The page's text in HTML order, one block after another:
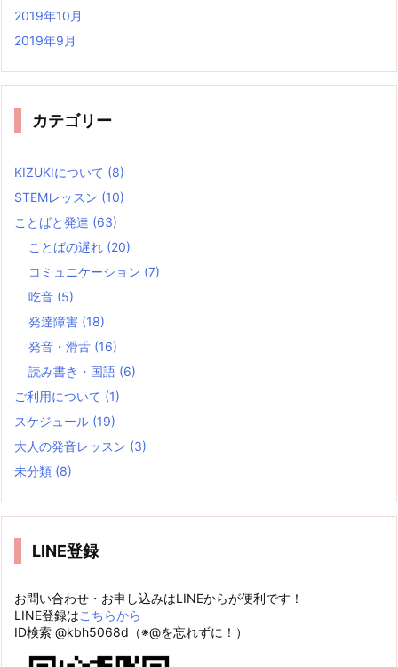
2019年10月
2019年9月
カテゴリー
KIZUKIについて (8)
STEMレッスン (10)
ことばと発達 (63)
ことばの遅れ (20)
コミュニケーション (7)
吃音 (5)
発達障害 (18)
発音・滑舌 (16)
読み書き・国語 (6)
ご利用について (1)
スケジュール (19)
大人の発音レッスン (3)
未分類 (8)
LINE登録
お問い合わせ・お申し込みはLINEからが便利です！
LINE登録はこちらから
ID検索 @kbh5068d（※@を忘れずに！）